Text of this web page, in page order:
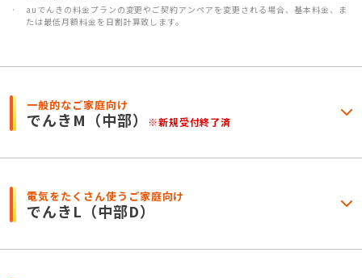
auでんきの料金プランの変更やご契約アンペアを変更される場合、基本料金、ま
たは最低月額料金を日割計算致します。
一般的なご家庭向け
でんきM （中部） ※新規受付終了済
電気をたくさん使うご家庭向け
でんきL （中部D）